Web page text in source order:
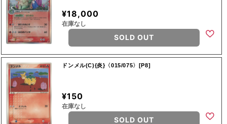
¥18,000
在庫なし
SOLD OUT
ドンメル(C){炎}〈015/075〉[P8]
¥150
在庫なし
SOLD OUT